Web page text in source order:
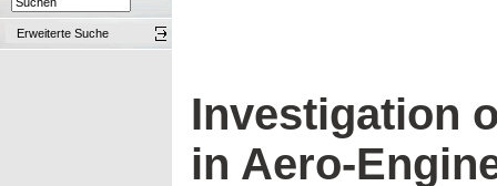
Erweiterte Suche
Investigation
in Aero-